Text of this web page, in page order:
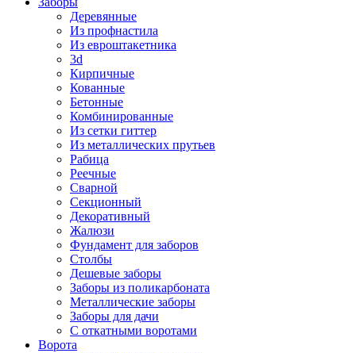
Деревянные
Из профнастила
Из евроштакетника
3d
Кирпичные
Кованные
Бетонные
Комбинированные
Из сетки гиттер
Из металлических прутьев
Рабица
Реечные
Сварной
Секционный
Декоративный
Жалюзи
Фундамент для заборов
Столбы
Дешевые заборы
Заборы из поликарбоната
Металлические заборы
Заборы для дачи
С откатными воротами
Ворота